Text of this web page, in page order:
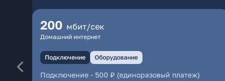
200 мбит/сек
Домашний интернет
Подключение Оборудование
Подключение - 500 ₽ (единоразовый платеж)